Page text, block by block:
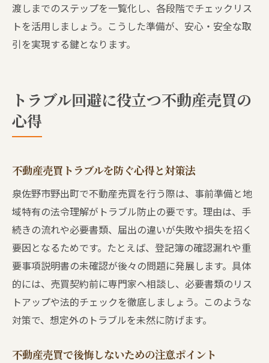
渡しまでのステップを一覧化し、各段階でチェックリス
トを活用しましょう。こうした準備が、安心・安全な取
引を実現する鍵となります。
トラブル回避に役立つ不動産売買の
心得
不動産売買トラブルを防ぐ心得と対策法
泉佐野市野出町で不動産売買を行う際は、事前準備と地
域特有の法令理解がトラブル防止の要です。理由は、手
続きの流れや必要書類、届出の違いが失敗や損失を招く
要因となるためです。たとえば、登記簿の確認漏れや重
要事項説明書の未確認が後々の問題に発展します。具体
的には、売買契約前に専門家へ相談し、必要書類のリス
トアップや法的チェックを徹底しましょう。このような
対策で、想定外のトラブルを未然に防げます。
不動産売買で後悔しないための注意ポイント